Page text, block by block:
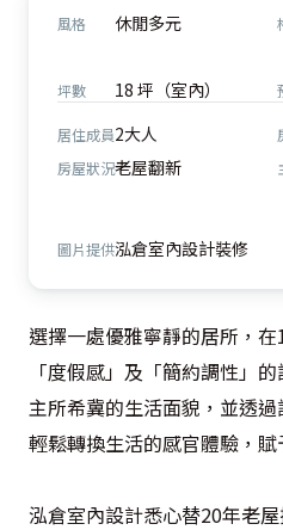
風格 休閒多元
坪數 18 坪（室內）
居住成員2大人
房屋狀況老屋翻新
圖片提供泓倉室內設計裝修
選擇一處優雅寧靜的居所，
「度假感」及「簡約調性」
主所希冀的生活面貌，並透
輕鬆轉換生活的感官體驗，
泓倉室內設計悉心替20年老